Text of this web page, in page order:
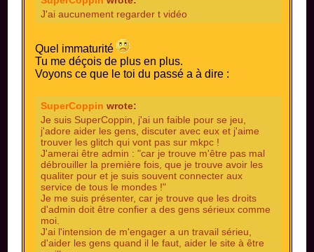
J'ai aucunement regarder t vidéo
Quel immaturité
Tu me déçois de plus en plus.
Voyons ce que le toi du passé a à dire :
SuperCoppin wrote:
Je suis SuperCoppin, j'ai un faible pour se jeu,
j'adore aider les gens, discuter avec eux et j'aime
trouver les glitch qui vont pas sur mkpc !
J'amerai être admin : "car je trouve m'être pas mal
débrouiller la première fois, que je trouve avoir les
qualiter pour et je suis souvent connecter aux
service de tous le mondes !"
Je me suis présenter, car je trouve que les droits
d'admin doit être confier a des gens sérieux comme
moi.
J'ai l'intension de m'engager a un travail sérieu,
d'aider les gens quand il le faut, aider le site à être